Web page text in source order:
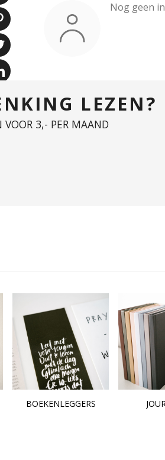
Nog geen
LEZEN?
VOOR 3,- PER MAAND
BOEKENLEGGERS